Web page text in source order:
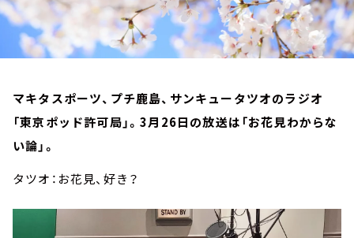
マキタスポーツ、プチ鹿島、サンキュータツオのラジオ
「東京ポッド許可局」。3月26日の放送は「お花見わからな
い論」。
タツオ：お花見、好き？